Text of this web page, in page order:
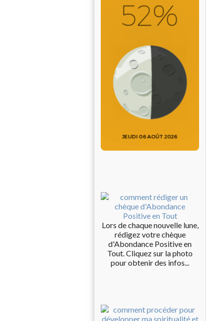
Lors de chaque nouvelle lune,
rédigez votre chèque
d'Abondance Positive en
Tout. Cliquez sur la photo
pour obtenir des infos...